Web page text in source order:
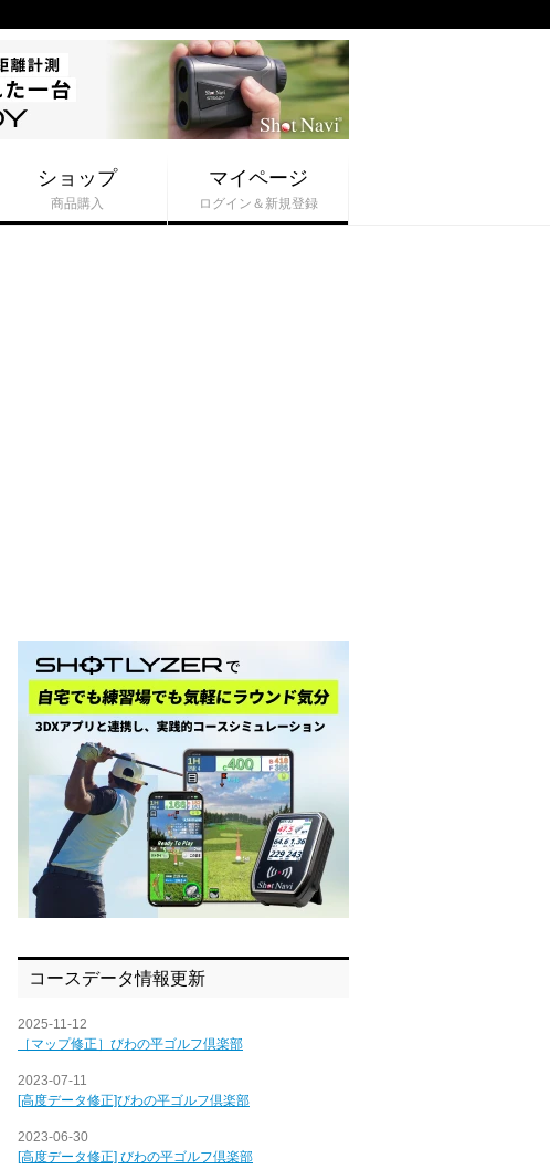
ショップ
商品購入
マイページ
ログイン＆新規登録
コースデータ情報更新
2025-11-12
［マップ修正］びわの平ゴルフ倶楽部
2023-07-11
[高度データ修正]びわの平ゴルフ倶楽部
2023-06-30
[高度データ修正] びわの平ゴルフ倶楽部